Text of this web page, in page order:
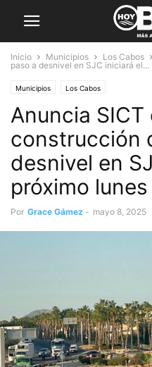
Inicio Municipios Los Cabos
paso a desnivel en SJC iniciará el...
Municipios Los Cabos
Anuncia SICT
construcción
desnivel en
próximo lunes
Por Grace Gámez - mayo 8, 2025